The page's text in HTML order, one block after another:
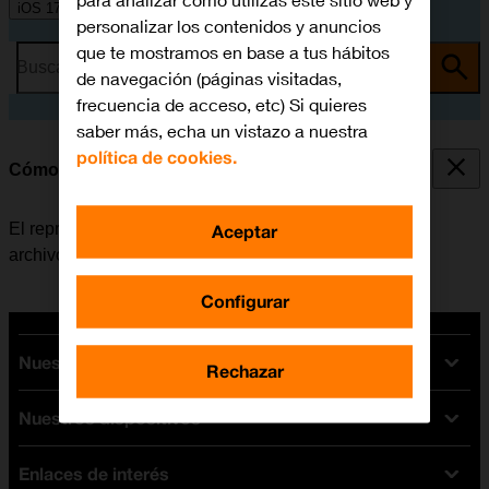
iOS 17
Busca por problema o tema
Cómo utilizar el reproductor de música
El reproductor de música se utiliza para escuchar los
archivos de música que han sido transferidos al móvil.
Nuestras tarifas
Tarifas Orange
Tarifas fibra y móvil
Nuestros dispositivos
Ofertas en móviles
Enlaces de interés
personalizar los contenidos y anuncios
que te mostramos en base a tus hábitos
de navegación (páginas visitadas,
frecuencia de acceso, etc) Si quieres
saber más, echa un vistazo a nuestra
política de cookies.
Configurar
Rechazar
Aceptar